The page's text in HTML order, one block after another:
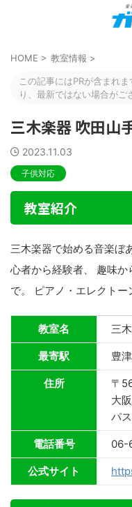
HOME > 教室情報 >
この記事にはPRが含まれ
り、最新ではない場合がご
三木楽器 吹田山
2023.11.03
子供対応
教室紹介
三木楽器で始める音楽ぼ
心者から経験者、 趣味か
で。 ピアノ・エレクトー
教室名 三
最寄駅 豊
住所
〒
大
パ
電話番号 06-
公式サイト